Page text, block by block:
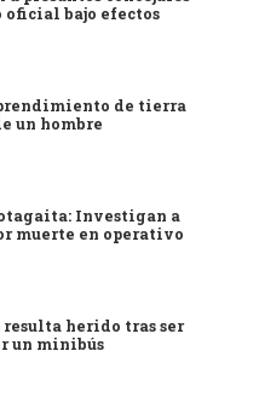
oficial bajo efectos
de tierra
un hombre
Investigan a
muerte en operativo
resulta herido tras ser
un minibús